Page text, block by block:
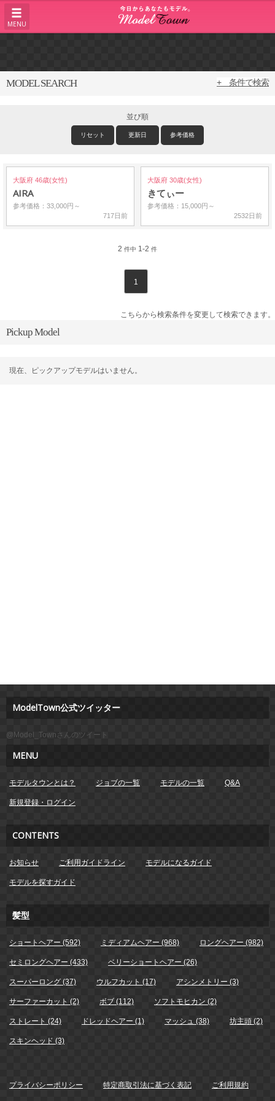
MENU
MODEL SEARCH + 条件で検索
並び順
リセット 更新日 参考価格
大阪府 46歳(女性)
AIRA
参考価格：33,000円～
717日前
大阪府 30歳(女性)
きてぃー
参考価格：15,000円～
2532日前
2 件中 1-2 件
1
こちらから検索条件を変更して検索できます。
Pickup Model
現在、ピックアップモデルはいません。
ModelTown公式ツイッター
@Model_Townさんのツイート
MENU
モデルタウンとは？ ジョブの一覧 モデルの一覧 Q&A
新規登録・ログイン
CONTENTS
お知らせ ご利用ガイドライン モデルになるガイド
モデルを探すガイド
髪型
ショートヘアー (592) ミディアムヘアー (968) ロングヘアー (982)
セミロングヘアー (433) ベリーショートヘアー (26)
スーパーロング (37) ウルフカット (17) アシンメトリー (3)
サーファーカット (2) ボブ (112) ソフトモヒカン (2)
ストレート (24) ドレッドヘアー (1) マッシュ (38) 坊主頭 (2)
スキンヘッド (3)
プライバシーポリシー 特定商取引法に基づく表記 ご利用規約